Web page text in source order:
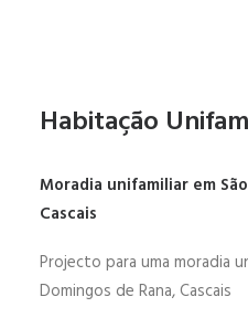
Habitação
Moradia unifamiliar em
Cascais
Projecto para uma moradia
Domingos de Rana, Cascais